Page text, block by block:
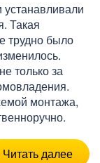
Такая
трудно было
только за
монтажа,
Читать далее